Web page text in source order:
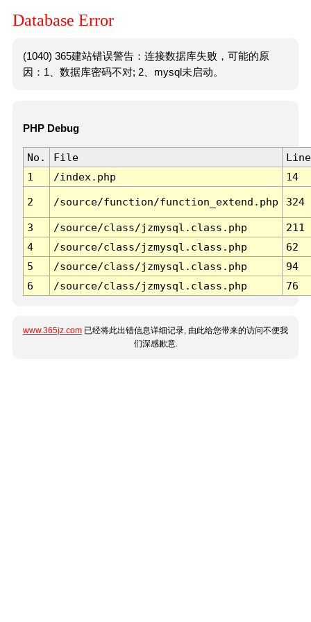
Database Error
(1040) 365建站错误警告：连接数据库失败，可能的原
因：1、数据库密码不对; 2、mysql未启动。
PHP Debug
No. File
Line
1
/index.php 14
2 /source/function/function_extend.php 324
3 /source/class/jzmysql.class.php
211
4
/source/class/jzmysql.class.php
62
5
/source/class/jzmysql.class.php
94
6
/source/class/jzmysql.class.php 76
www.365jz.com 已经将此出错信息详细记录, 由此给您带来的访问不便我
们深感歉意.